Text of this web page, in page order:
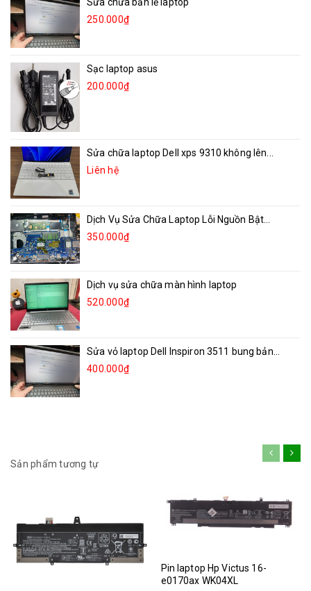
250.000₫
Sạc laptop asus
200.000₫
Sửa chữa laptop Dell xps 9310 không lên...
Liên hệ
Dịch Vụ Sửa Chữa Laptop Lỗi Nguồn Bật...
350.000₫
Dịch vụ sửa chữa màn hình laptop
520.000₫
Sửa vỏ laptop Dell Inspiron 3511 bung bản...
400.000₫
Sản phẩm tương tự
Pin laptop Hp Victus 16-
e0170ax WK04XL